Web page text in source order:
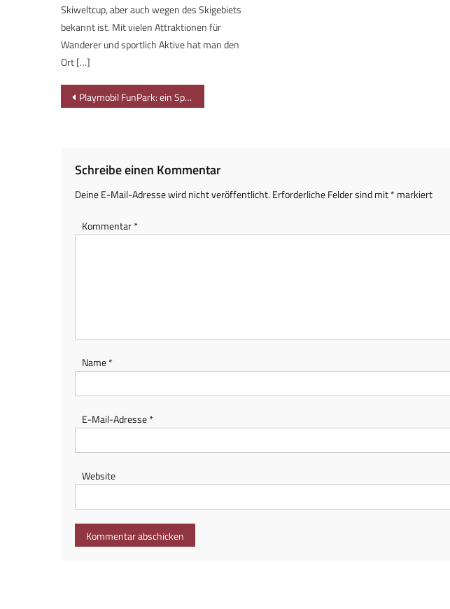
Skiweltcup, aber auch wegen des Skigebiets
bekannt ist. Mit vielen Attraktionen für
Wanderer und sportlich Aktive hat man den
Ort […]
Beitragsnavigation
Playmobil FunPark: ein Spielplatz in überdimensional
Schreibe einen Kommentar
Deine E-Mail-Adresse wird nicht veröffentlicht. Erforderliche Felder sind mit*markiert
Kommentar*
Name*
E-Mail-Adresse*
Website